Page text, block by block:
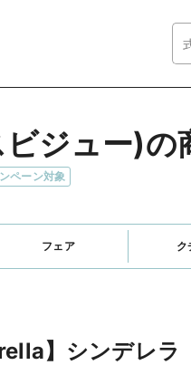
ジュー)の
ペーン対象
フェア ク
】シンデレラ